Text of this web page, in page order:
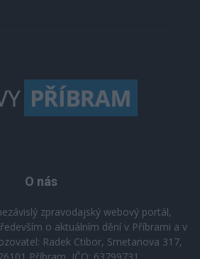
O nás
zpravodajský webový portál,
o aktuálním dění v Příbrami a v
Radek Ctibor, Smetanova 317,